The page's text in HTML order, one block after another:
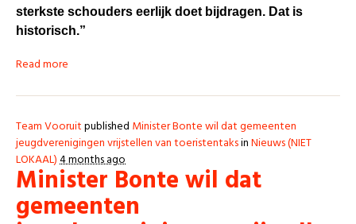
sterkste schouders eerlijk doet bijdragen. Dat is
historisch.”
Read more
Team Vooruitpublished Minister Bonte wil dat gemeenten
jeugdverenigingen vrijstellen van toeristentaksinNieuws (NIET
LOKAAL)4 months ago
Minister Bonte wil dat
gemeenten